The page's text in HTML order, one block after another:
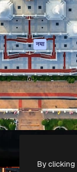
MCP
Claude/
के लिए
एजेंट नया
API
मोबाइल ऐप
सभी फ्रीपिक
सर्वाधिकार सुरक्षित.
By clicking